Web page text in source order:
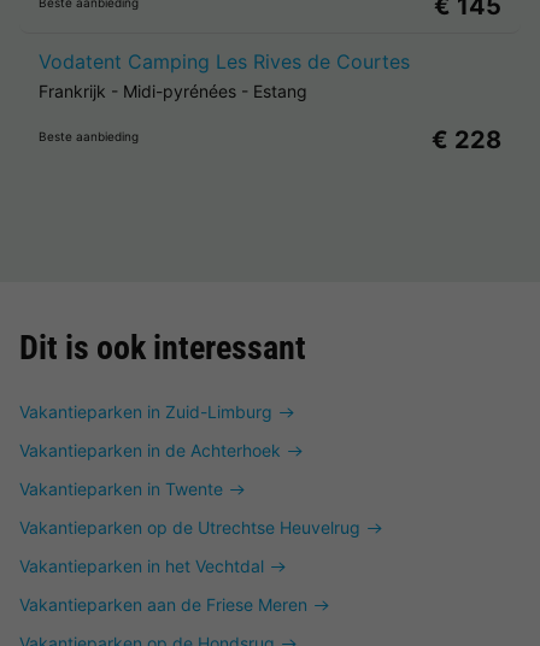
€ 145
Vodatent Camping Les Rives de Courtes
Frankrijk - Midi-pyrénées - Estang
Beste aanbieding € 228
Dit is ook interessant
Vakantieparken in Zuid-Limburg
Vakantieparken in de Achterhoek
Vakantieparken in Twente
Vakantieparken op de Utrechtse Heuvelrug
Vakantieparken in het Vechtdal
Vakantieparken aan de Friese Meren